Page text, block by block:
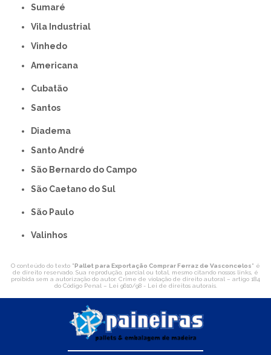
Sumaré
Vila Industrial
Vinhedo
americana
Cubatão
Santos
Diadema
Santo André
São Bernardo do Campo
São Caetano do Sul
São Paulo
Valinhos
O conteúdo do texto "Pallet para Exportação Comprar Ferraz de Vasconcelos" é
de direito reservado. Sua reprodução, parcial ou total, mesmo citando nossos links, é
proibida sem a autorização do autor. Crime de violação de direito autoral – artigo 184
do Código Penal – Lei 9610/98 - Lei de direitos autorais.